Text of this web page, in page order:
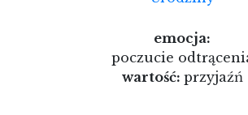
emocja:
poczucie
wartość: przyjaźń